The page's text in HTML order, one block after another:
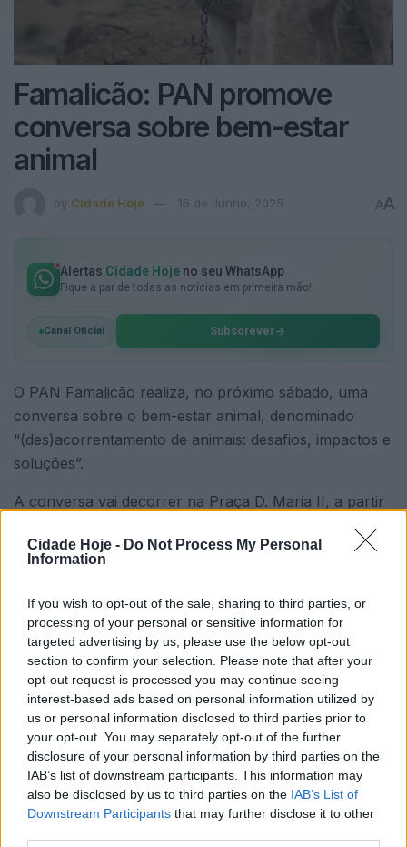
Cidade Hoje - Do Not Process My Personal
Information
If you wish to opt-out of the sale, sharing to third parties, or
processing of your personal or sensitive information for
targeted advertising by us, please use the below opt-out
section to confirm your selection. Please note that after your
opt-out request is processed you may continue seeing
interest-based ads based on personal information utilized by
us or personal information disclosed to third parties prior to
your opt-out. You may separately opt-out of the further
disclosure of your personal information by third parties on the
IAB’s list of downstream participants. This information may
also be disclosed by us to third parties on the IAB’s List of
Downstream Participants that may further disclose it to other
Famalicão: PAN promove
conversa sobre bem-estar
animal
by Cidade Hoje 16 de Junho, 2025 AA
Alertas Cidade Hoje no seu WhatsApp
Fique a par de todas as notícias em primeira mão!
Canal Oficial Subscrever
O PAN Famalicão realiza, no próximo sábado, uma
conversa sobre o bem-estar animal, denominado
“(des)acorrentamento de animais: desafios, impactos e
soluções”.
A conversa vai decorrer na Praça D. Maria II, a partir
das 11 horas, tendo como convidados Joana Faria –
representante do Movimento Famalicão sem
O tema, uma das bandeiras da campanha autárquica
do partido, pretende debater os principais desafios e
soluções para esta problemática, «que se regista em
elevado número no nosso concelho», refere o